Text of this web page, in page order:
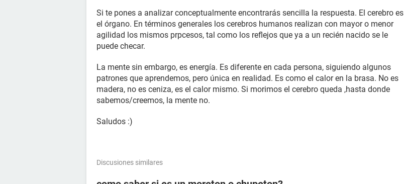
Si te pones a analizar conceptualmente encontrarás sencilla la respuesta. El cerebro es
el órgano. En términos generales los cerebros humanos realizan con mayor o menor
agilidad los mismos prpcesos, tal como los reflejos que ya a un recién nacido se le
puede checar.
La mente sin embargo, es energía. Es diferente en cada persona, siguiendo algunos
patrones que aprendemos, pero única en realidad. Es como el calor en la brasa. No es
madera, no es ceniza, es el calor mismo. Si morimos el cerebro queda ,hasta donde
sabemos/creemos, la mente no.
Saludos :)
Discusiones similares